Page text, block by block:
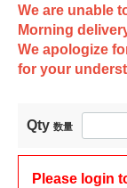
We are unable
Morning
We apologize
for your
Qty 数量
Please login